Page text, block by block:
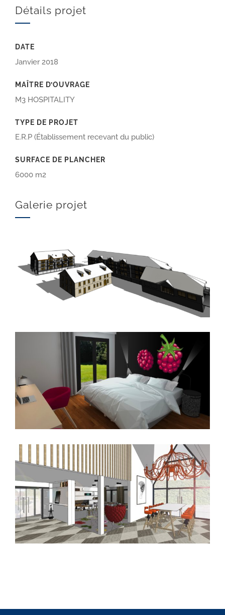
Détails projet
DATE
Janvier 2018
MAÎTRE D’OUVRAGE
M3 HOSPITALITY
TYPE DE PROJET
E.R.P (Établissement recevant du public)
SURFACE DE PLANCHER
6000 m2
Galerie projet